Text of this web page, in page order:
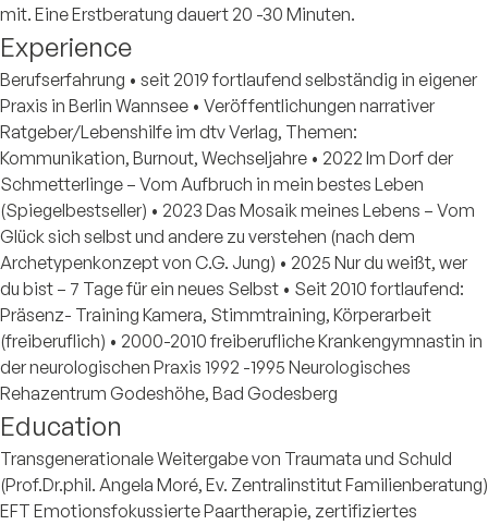
mit. Eine Erstberatung dauert 20 -30 Minuten.
Experience
Berufserfahrung • seit 2019 fortlaufend selbständig in eigener
Praxis in Berlin Wannsee • Veröffentlichungen narrativer
Ratgeber/Lebenshilfe im dtv Verlag, Themen:
Kommunikation, Burnout, Wechseljahre • 2022 Im Dorf der
Schmetterlinge – Vom Aufbruch in mein bestes Leben
(Spiegelbestseller) • 2023 Das Mosaik meines Lebens – Vom
Glück sich selbst und andere zu verstehen (nach dem
Archetypenkonzept von C.G. Jung) • 2025 Nur du weißt, wer
du bist – 7 Tage für ein neues Selbst • Seit 2010 fortlaufend:
Präsenz- Training Kamera, Stimmtraining, Körperarbeit
(freiberuflich) • 2000-2010 freiberufliche Krankengymnastin in
der neurologischen Praxis 1992 -1995 Neurologisches
Rehazentrum Godeshöhe, Bad Godesberg
Education
Transgenerationale Weitergabe von Traumata und Schuld
(Prof.Dr.phil. Angela Moré, Ev. Zentralinstitut Familienberatung)
EFT Emotionsfokussierte Paartherapie, zertifiziertes